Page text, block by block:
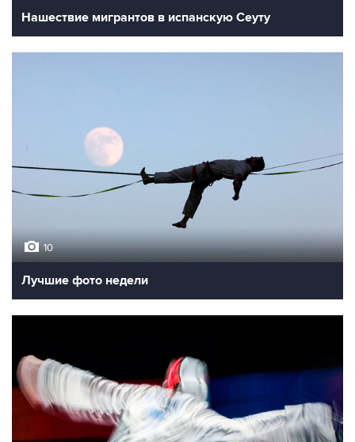
Нашествие мигрантов в испанскую Сеуту
10
Лучшие фото недели